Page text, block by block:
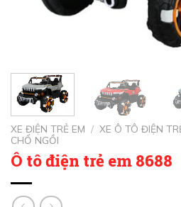
XE ĐIỆN TRẺ EM / XE Ô TÔ ĐIỆN
CHỔ NGỒI
Ô tô điện trẻ em 8688